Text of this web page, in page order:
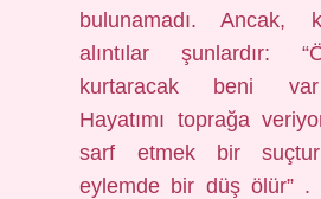
bulunamadı. Ancak,
alıntılar şunlardır:
kurtaracak beni
Hayatımı toprağa
sarf etmek bir
eylemde bir düş ölür” .